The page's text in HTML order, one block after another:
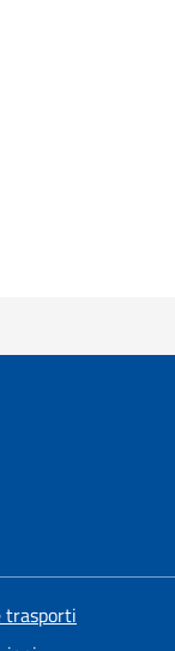
trasporti